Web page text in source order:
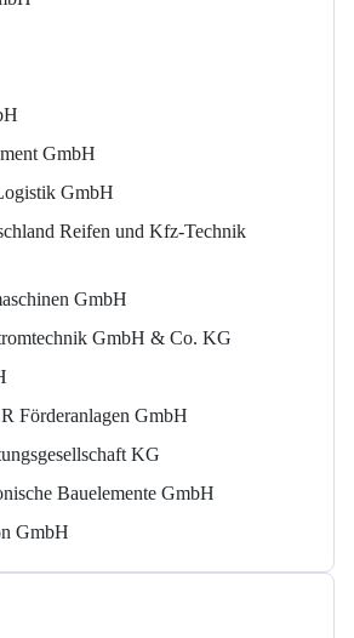
GmbH
GmbH
Reifen und Kfz-Technik
GmbH
GmbH & Co. KG
Förderanlagen GmbH
KG
Bauelemente GmbH
GmbH